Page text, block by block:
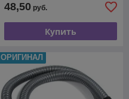
48,50 руб.
Купить
ОРИГИНАЛ